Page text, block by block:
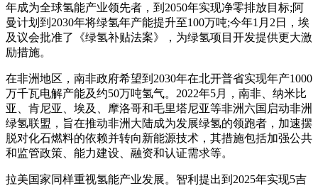
年成为全球氢能产业领先者，到2050年实现净零排放目标;阿
曼计划到2030年将绿氢年产能提升至100万吨;今年1月2日，埃
及议会批准了《绿氢补贴法案》，为绿氢项目开发提供更大激
励措施。
在非洲地区，南非政府希望到2030年在北开普省实现年产1000
万千瓦电解产能及约50万吨氢气。2022年5月，南非、纳米比
亚、肯尼亚、埃及、摩洛哥和毛里塔尼亚等非洲六国启动非洲
绿氢联盟，旨在推动非洲大陆成为发展绿氢的领跑者，加速摆
脱对化石燃料的依赖并转向新能源技术，其措施包括加强公共
和监管政策、能力建设、融资和认证需求等。
拉美国家同样重视氢能产业发展。智利提出到2025年实现5吉